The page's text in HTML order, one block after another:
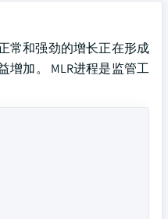
常和强劲的增长正在形成
增加。 MLR进程是监管工